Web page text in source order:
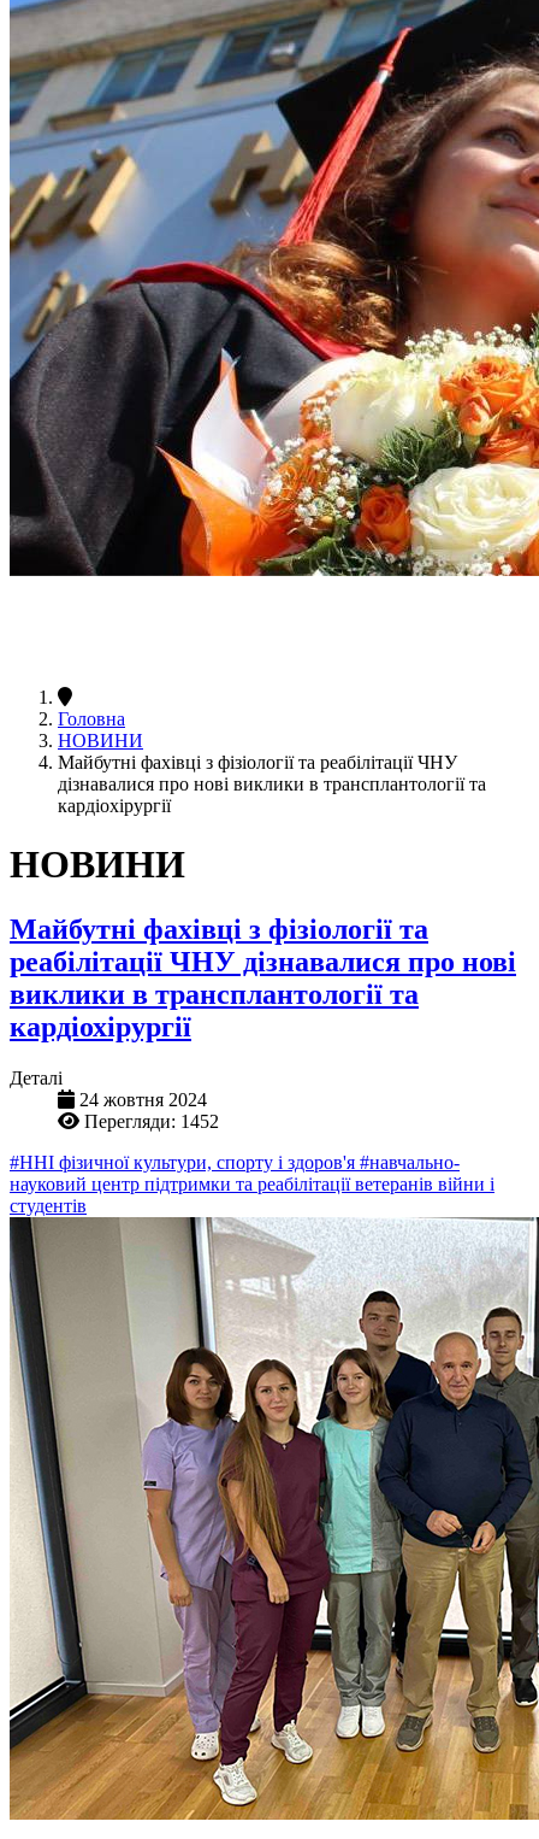
Головна
НОВИНИ
Майбутні фахівці з фізіології та реабілітації ЧНУ
дізнавалися про нові виклики в трансплантології та
кардіохірургії
НОВИНИ
Майбутні фахівці з фізіології та
реабілітації ЧНУ дізнавалися про нові
виклики в трансплантології та
кардіохірургії
Деталі
24 жовтня 2024
Перегляди: 1452
#ННІ фізичної культури, спорту і здоров'я #навчально-
науковий центр підтримки та реабілітації ветеранів війни і
студентів